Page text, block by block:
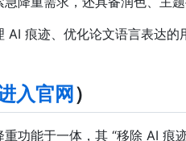
AI 痕迹、优化论文语言表达
入官网 ）
重功能于一体，其 “移除 AI